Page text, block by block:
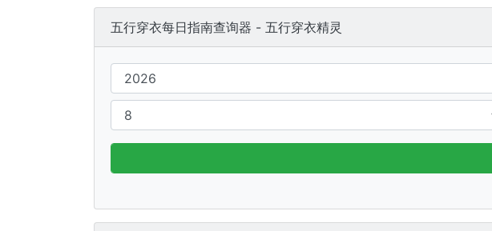
五行穿衣每日指南查询器 - 五行穿衣精灵